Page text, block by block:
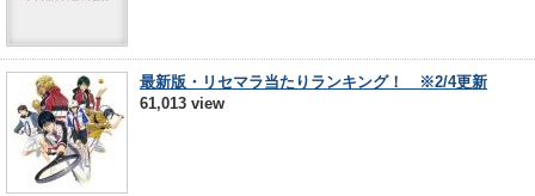
最新版・リセマラ当たりランキング！ ※2/4更新
61,013 view